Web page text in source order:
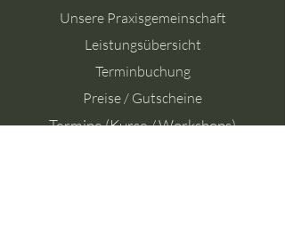
Unsere Praxisgemeinschaft
Leistungsübersicht
Terminbuchung
Preise / Gutscheine
Termine (Kurse / Workshops)